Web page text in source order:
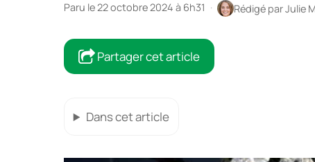
Paru le 22 octobre 2024 à 6h31 · Rédigé parJulie
Partager cet article
Dans cet article